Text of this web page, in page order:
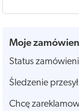
Moje
Status
Śledzenie
Chcę